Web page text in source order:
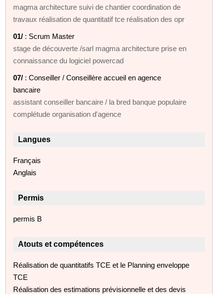
magma architecture suivi de chantier coordination de
travaux réalisation de quantitatif tce réalisation des opr
01/ : Scrum Master
stage de découverte /sarl magma architecture prise en
connaissance du logiciel powercad
07/ : Conseiller / Conseillère accueil en agence
bancaire
assistant conseiller bancaire / la bred banque populaire
complétude organisation d'agence
Langues
Français
Anglais
Permis
permis B
Atouts et compétences
Réalisation de quantitatifs TCE et le Planning enveloppe
TCE
Réalisation des estimations prévisionnelle et des devis